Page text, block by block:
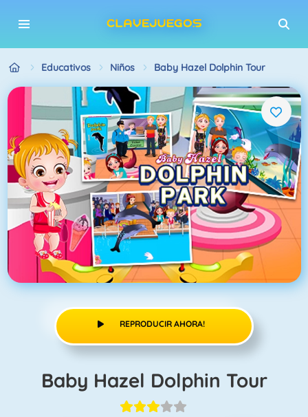
Educativos Niños Baby Hazel Dolphin Tour
REPRODUCIR AHORA!
Baby Hazel Dolphin Tour